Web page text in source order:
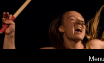
MUSIQUES ET RYTHMES DE